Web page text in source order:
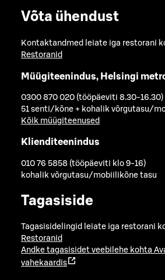
Võta ühendust
Kontaktandmed leiate iga restorani
Restoranid
Müügiteenindus, Helsingi
0300 870 020 (tööpäeviti 8.30-16.30)
51 senti/kõne + kohalik võrgutasu/
Kõik müügiteenused
Klienditeenindus
010 76 5858 (tööpäeviti klo 9-16)
kohalik võrgutasu/mobiilikõne tasu
Tagasiside
Tagasisidelingid leiate iga restorani
Restoranid
Andke tagasisidet veebilehe kohta
vahekaardis